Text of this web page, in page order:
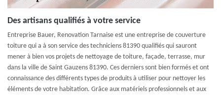
Des artisans qualifiés à votre service
Entreprise Bauer, Renovation Tarnaise est une entreprise de couverture
toiture qui a à son service des techniciens 81390 qualifiés qui sauront
mener à bien vos projets de nettoyage de toiture, façade, terrasse, mur
dans la ville de Saint Gauzens 81390. Ces derniers sont bien formés et ont
connaissance des différents types de produits à utiliser pour nettoyer les
éléments de votre habitation. Grâce aux matériels professionnels et aux